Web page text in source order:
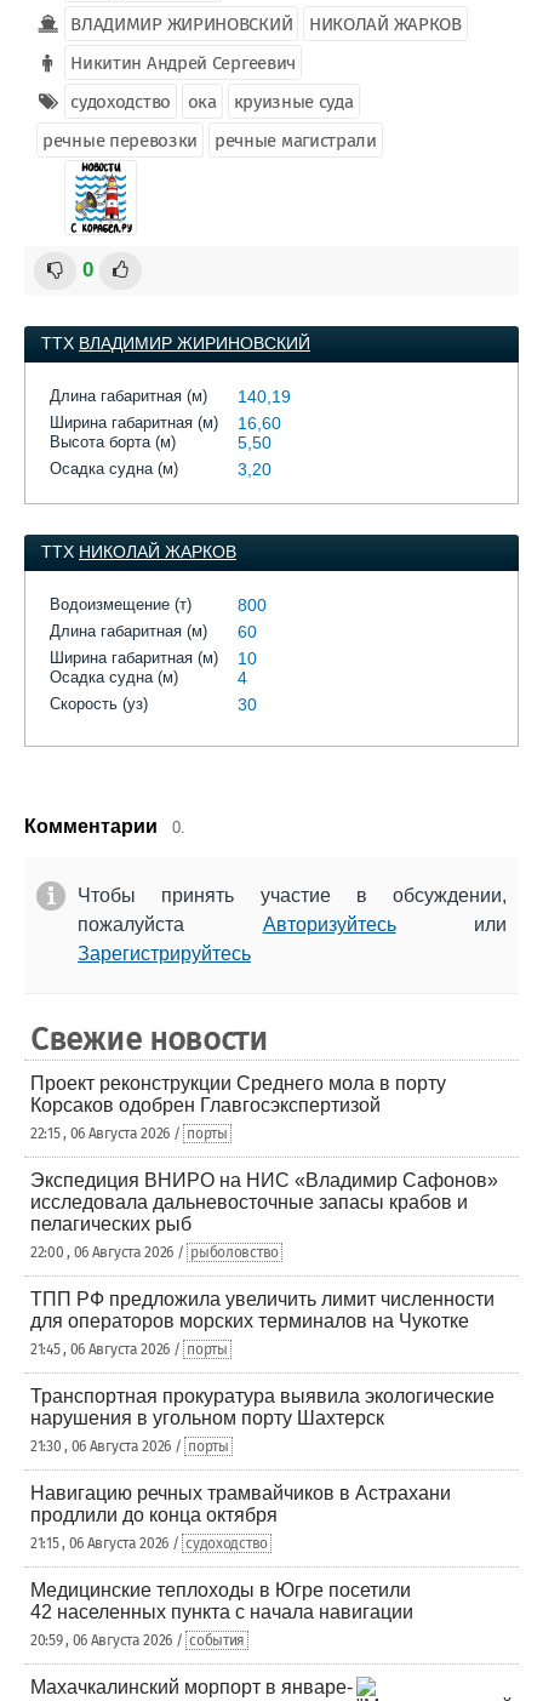
ВЛАДИМИР ЖИРИНОВСКИЙ
НИКОЛАЙ ЖАРКОВ
Никитин Андрей Сергеевич
судоходство
ока
круизные суда
речные перевозки
речные магистрали
0
ТТХ ВЛАДИМИР ЖИРИНОВСКИЙ
Длина габаритная (м) 140,19
Ширина габаритная (м) 16,60
Высота борта (м) 5,50
Осадка судна (м) 3,20
ТТХ НИКОЛАЙ ЖАРКОВ
Водоизмещение (т) 800
Длина габаритная (м) 60
Ширина габаритная (м) 10
Осадка судна (м) 4
Скорость (уз) 30
Комментарии 0.
Чтобы принять участие в обсуждении,
пожалуйста Авторизуйтесьили
Зарегистрируйтесь
Свежие новости
Проект реконструкции Среднего мола в порту
Корсаков одобрен Главгосэкспертизой
22:15 , 06 Августа 2026 / порты
Экспедиция ВНИРО на НИС «Владимир Сафонов»
исследовала дальневосточные запасы крабов и
пелагических рыб
22:00 , 06 Августа 2026 / рыболовство
ТПП РФ предложила увеличить лимит численности
для операторов морских терминалов на Чукотке
21:45 , 06 Августа 2026 / порты
Транспортная прокуратура выявила экологические
нарушения в угольном порту Шахтерск
21:30 , 06 Августа 2026 / порты
Навигацию речных трамвайчиков в Астрахани
продлили до конца октября
21:15 , 06 Августа 2026 / судоходство
Медицинские теплоходы в Югре посетили
42 населенных пункта с начала навигации
20:59 , 06 Августа 2026 / события
Махачкалинский морпорт в январе-